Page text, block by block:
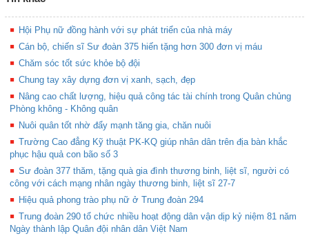
Hội Phụ nữ đồng hành với sự phát triển của nhà máy
Cán bộ, chiến sĩ Sư đoàn 375 hiến tặng hơn 300 đơn vị máu
Chăm sóc tốt sức khỏe bộ đội
Chung tay xây dựng đơn vị xanh, sạch, đẹp
Nâng cao chất lượng, hiệu quả công tác tài chính trong Quân chủng
Phòng không - Không quân
Nuôi quân tốt nhờ đẩy mạnh tăng gia, chăn nuôi
Trường Cao đẳng Kỹ thuật PK-KQ giúp nhân dân trên địa bàn khắc
phục hậu quả con bão số 3
Sư đoàn 377 thăm, tặng quà gia đình thương binh, liệt sĩ, người có
công với cách mạng nhân ngày thương binh, liệt sĩ 27-7
Hiệu quả phong trào phụ nữ ở Trung đoàn 294
Trung đoàn 290 tổ chức nhiều hoạt động dân vận dịp kỷ niệm 81 năm
Ngày thành lập Quân đội nhân dân Việt Nam